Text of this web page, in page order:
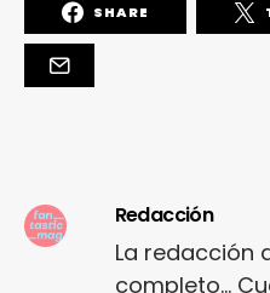
SHARE
Redacción
La redacción
completo...